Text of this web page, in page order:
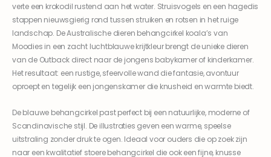
verte een krokodil rustend aan het water. Struisvogels en een hagedis
stappen nieuwsgierig rond tussen struiken en rotsen in het ruige
landschap. De Australische dieren behangcirkel koala’s van
Moodies in een zacht luchtblauwe krijtkleur brengt de unieke dieren
van de Outback direct naar de jongens babykamer of kinderkamer.
Het resultaat: een rustige, sfeervolle wand die fantasie, avontuur
oproept en tegelijk een jongenskamer die knusheid en warmte biedt.
De blauwe behangcirkel past perfect bij een natuurlijke, moderne of
Scandinavische stijl. De illustraties geven een warme, speelse
uitstraling zonder druk te ogen. Ideaal voor ouders die op zoek zijn
naar een kwalitatief stoere behangcirkel die ook een fijne, knusse